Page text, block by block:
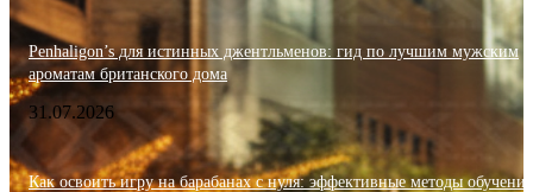
Penhaligon’s для истинных джентльменов: гид по лучшим мужским
ароматам британского дома
31.07.2026
Как освоить игру на барабанах с нуля: эффективные методы